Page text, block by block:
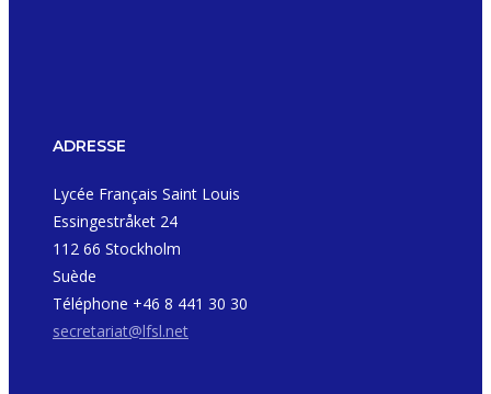
ADRESSE
Lycée Français Saint Louis
Essingestråket 24
112 66 Stockholm
Suède
Téléphone +46 8 441 30 30
secretariat@lfsl.net